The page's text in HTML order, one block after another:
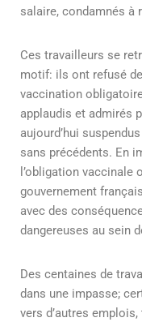
salaire, condamnés à
Ces travailleurs se
motif: ils ont refusé
vaccination
applaudis et admirés
aujourd’hui
sans précédents. En
l’obligation vaccinale
gouvernement
avec des
dangereuses au sein
Des centaines de
dans une impasse;
vers d’autres